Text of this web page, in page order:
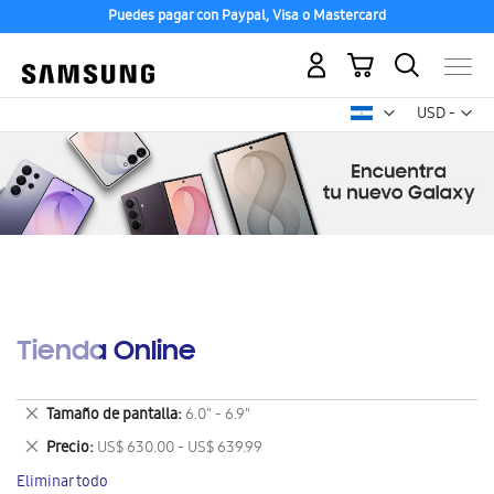
Puedes pagar con Paypal, Visa o Mastercard
USD -
dólar
Mi carrito
Tienda Online
Tamaño de pantalla 6.0" - 6.9"
Eliminar
este
artículo
Precio US$ 630.00 - US$ 639.99
Eliminar
este
Eliminar todo